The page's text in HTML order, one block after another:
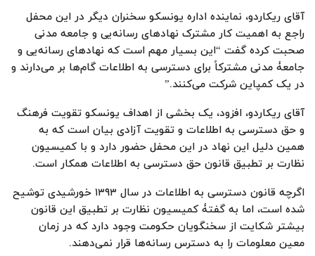
آقای ریکاردو، نماینده اداره یونسکو سخنران دیگر در این محفل
راجع به اهمیت کار مشترک نهادهای رسانه‌یی و جامعه مدنی
صحبت کرده گفت “این بسیار مهم است که نهادهای رسانه‌یی و
جامعۀ مدنی مشترکاً برای دسترسی به اطلاعات گام‌ها بر می‌دارند و
در یک کمپاین شرکت می‌کنند.”
آقای ریکاردو، افزود، یک بخشی از اهداف یونسکو تقویت فرهنگ
و حق دسترسی به اطلاعات و تقویت آزادی بیان است که به
همین دلیل این نهاد در این محفل حضور دارد و با کمیسیون
نظارت بر تطبیق قانون حق دسترسی به اطلاعات همکار است.
اگرچه قانون دسترسی به اطلاعات در سال ۱۳۹۳ خورشیدی توشیح
شده است، اما به گفتۀ کمیسیون نظارت بر تطبیق این قانون
بیشتر شکایت از سخنگویان حکومت وجود دارد که در زمان
معین معلومات را به دسترس رسانه‌ها قرار نمی‌دهند.